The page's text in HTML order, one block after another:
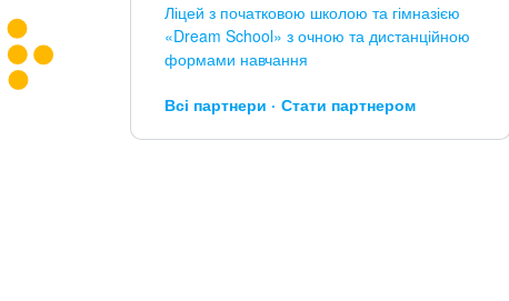
Ліцей з початковою школою та гімназією
«Dream School» з очною та дистанційною
формами навчання
Всі партнери Стати партнером